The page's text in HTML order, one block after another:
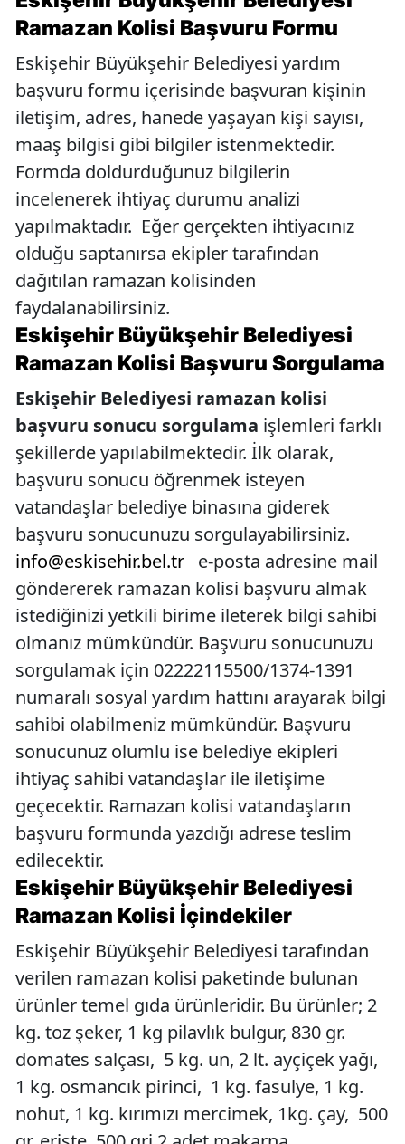
Ramazan Kolisi Başvuru Formu
Eskişehir Büyükşehir Belediyesi yardım
başvuru formu içerisinde başvuran kişinin
iletişim, adres, hanede yaşayan kişi sayısı,
maaş bilgisi gibi bilgiler istenmektedir.
Formda doldurduğunuz bilgilerin
incelenerek ihtiyaç durumu analizi
yapılmaktadır. Eğer gerçekten ihtiyacınız
olduğu saptanırsa ekipler tarafından
dağıtılan ramazan kolisinden
faydalanabilirsiniz.
Eskişehir Büyükşehir Belediyesi
Ramazan Kolisi Başvuru Sorgulama
Eskişehir Belediyesi ramazan kolisi
başvuru sonucu sorgulama işlemleri farklı
şekillerde yapılabilmektedir. İlk olarak,
başvuru sonucu öğrenmek isteyen
vatandaşlar belediye binasına giderek
başvuru sonucunuzu sorgulayabilirsiniz.
info@eskisehir.bel.tr e-posta adresine mail
göndererek ramazan kolisi başvuru almak
istediğinizi yetkili birime ileterek bilgi sahibi
olmanız mümkündür. Başvuru sonucunuzu
sorgulamak için 02222115500/1374-1391
numaralı sosyal yardım hattını arayarak bilgi
sahibi olabilmeniz mümkündür. Başvuru
sonucunuz olumlu ise belediye ekipleri
ihtiyaç sahibi vatandaşlar ile iletişime
geçecektir. Ramazan kolisi vatandaşların
başvuru formunda yazdığı adrese teslim
edilecektir.
Eskişehir Büyükşehir Belediyesi
Ramazan Kolisi İçindekiler
Eskişehir Büyükşehir Belediyesi tarafından
verilen ramazan kolisi paketinde bulunan
ürünler temel gıda ürünleridir. Bu ürünler; 2
kg. toz şeker, 1 kg pilavlık bulgur, 830 gr.
domates salçası, 5 kg. un, 2 lt. ayçiçek yağı,
1 kg. osmancık pirinci, 1 kg. fasulye, 1 kg.
nohut, 1 kg. kırımızı mercimek, 1kg. çay, 500